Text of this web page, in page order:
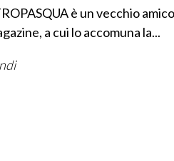
è un vecchio
a cui lo accomuna la...